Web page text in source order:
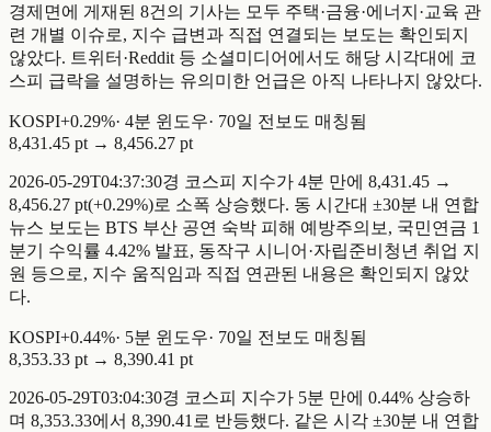
경제면에 게재된 8건의 기사는 모두 주택·금융·에너지·교육 관
련 개별 이슈로, 지수 급변과 직접 연결되는 보도는 확인되지
않았다. 트위터·Reddit 등 소셜미디어에서도 해당 시각대에 코
스피 급락을 설명하는 유의미한 언급은 아직 나타나지 않았다.
KOSPI+0.29%· 4분 윈도우· 70일 전 보도 매칭됨
8,431.45 pt → 8,456.27 pt
2026-05-29T04:37:30경 코스피 지수가 4분 만에 8,431.45 →
8,456.27 pt(+0.29%)로 소폭 상승했다. 동 시간대 ±30분 내 연합
뉴스 보도는 BTS 부산 공연 숙박 피해 예방주의보, 국민연금 1
분기 수익률 4.42% 발표, 동작구 시니어·자립준비청년 취업 지
원 등으로, 지수 움직임과 직접 연관된 내용은 확인되지 않았
다.
KOSPI+0.44%· 5분 윈도우· 70일 전 보도 매칭됨
8,353.33 pt → 8,390.41 pt
2026-05-29T03:04:30경 코스피 지수가 5분 만에 0.44% 상승하
며 8,353.33에서 8,390.41로 반등했다. 같은 시각 ±30분 내 연합